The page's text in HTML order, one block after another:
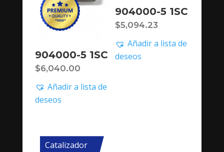
904000-5 1SC
$6,040.00
Añadir a lista de
deseos
904000-5 1SC
$5,094.23
Añadir a lista de
deseos
Catalizador